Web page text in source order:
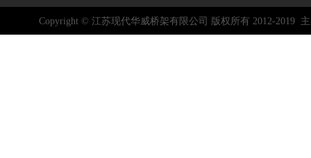
Copyright © 江苏现代华威桥架有限公司 版权所有 2012-2019